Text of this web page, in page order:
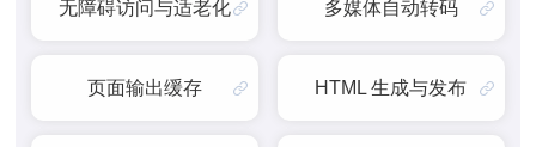
无障碍访问与适老化 多媒体自动转码
页面输出缓存 HTML 生成与发布